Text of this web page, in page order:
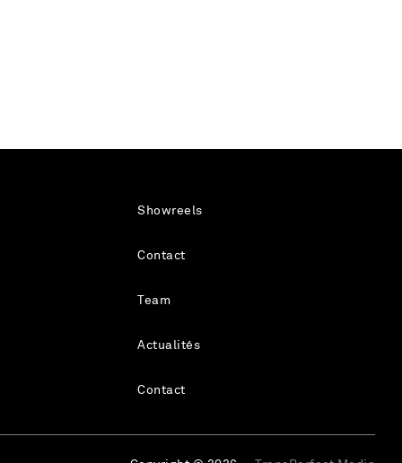
Showreels
Contact
Team
Actualités
Contact